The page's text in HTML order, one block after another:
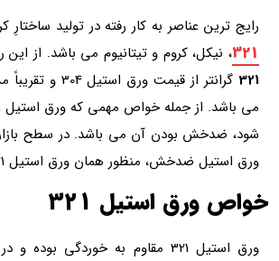
رایج ترین عناصر به کار رفته در تولید ساختارِ
321، نیکل، کروم و تیتانیوم می باشد. از این
321
شود، ضدخش بودن آن می باشد. در سطح
ورق استیل ضدخش، منظور همان ورق استیل 321 می باشد.
خواص ورق استیل 321
ورق استیل 321 مقاوم به خوردگی